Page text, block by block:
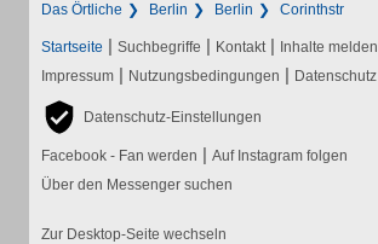
Das Örtliche Berlin Berlin Corinthstr
Startseite | Suchbegriffe | Kontakt | Inhalte melden
Impressum | Nutzungsbedingungen | Datenschutz
Datenschutz-Einstellungen
Facebook - Fan werden | Auf Instagram folgen
Über den Messenger suchen
Zur Desktop-Seite wechseln